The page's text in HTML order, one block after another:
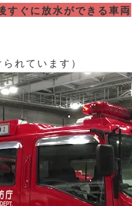
すぐに放水ができる車両
れています）